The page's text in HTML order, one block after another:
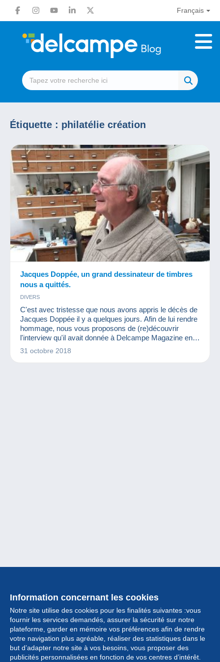
Français
Étiquette : philatélie création
Jacques Doppée, un grand dessinateur de timbres
nous a quittés.
DIVERS
C'est avec tristesse que nous avons appris le décès de
Jacques Doppée il y a quelques jours. Afin de lui rendre
hommage, nous vous proposons de (re)découvrir
l'interview qu'il avait donnée à Delcampe Magazine en
2016.
31 octobre 2018
Information concernant les cookies
Notre site utilise des cookies pour les finalités suivantes :vous
fournir les services demandés, assurer la sécurité sur notre
plateforme, garder en mémoire vos préférences afin de rendre
votre navigation plus agréable, réaliser des statistiques dans le
but d’adapter notre site à vos besoins, vous proposer des
publicités personnalisées en fonction de vos centres d’intérêt.
Collection